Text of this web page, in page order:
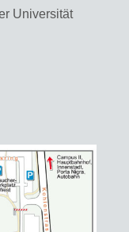
Universität